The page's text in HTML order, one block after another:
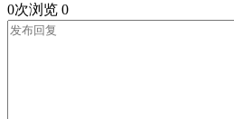
0次浏览 0